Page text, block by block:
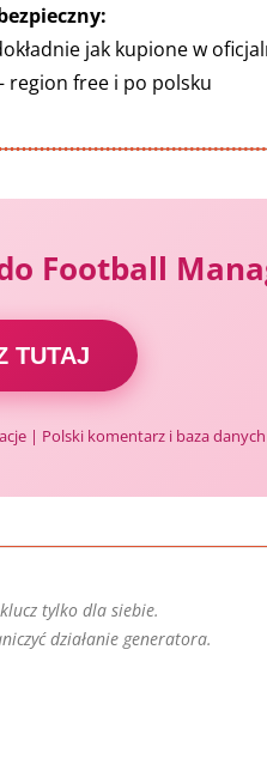
jak kupione w
region free i po polsku
Football
TUTAJ
| Polski komentarz i baza danych
tylko dla siebie.
działanie generatora.